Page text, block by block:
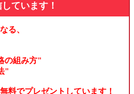
ています！
る、
の組み方"
"
料でプレゼントしています！